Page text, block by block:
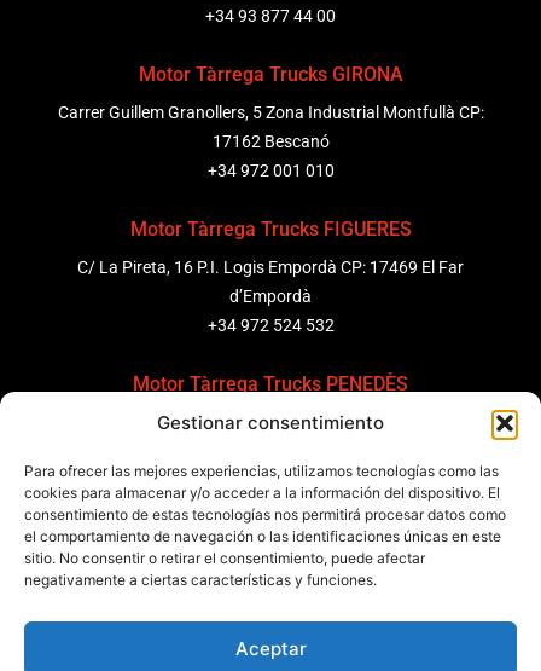
Gestionar consentimiento
Para ofrecer las mejores experiencias, utilizamos tecnologías como las
cookies para almacenar y/o acceder a la información del dispositivo. El
consentimiento de estas tecnologías nos permitirá procesar datos como
el comportamiento de navegación o las identificaciones únicas en este
sitio. No consentir o retirar el consentimiento, puede afectar
negativamente a ciertas características y funciones.
Aceptar
+34 93 877 44 00
Motor Tàrrega Trucks GIRONA
Carrer Guillem Granollers, 5 Zona Industrial Montfullà CP:
17162 Bescanó
+34 972 001 010
Motor Tàrrega Trucks FIGUERES
C/ La Pireta, 16 P.I. Logis Empordà CP: 17469 El Far
d’Empordà
+34 972 524 532
Motor Tàrrega Trucks PENEDÈS
C/ Ponent 8, Pol. Ind. Sant Pere Molanta, CP: 08799
+34 931 69 11 91
Motor Tàrrega Trucks BARCELONA
Zona Franca, Carrer E, s/n 08040 Barcelona, España